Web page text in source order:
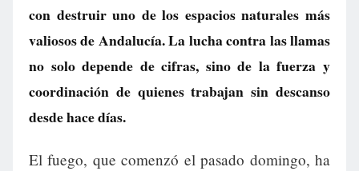
con destruir uno de los espacios naturales más
valiosos de Andalucía. La lucha contra las llamas
no solo depende de cifras, sino de la fuerza y
coordinación de quienes trabajan sin descanso
desde hace días.
El fuego, que comenzó el pasado domingo, ha